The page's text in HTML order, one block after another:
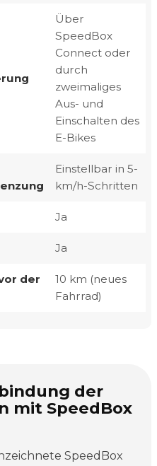
Über
SpeedBox
Connect oder
durch
zweimaliges
Aus- und
Einschalten des
E-Bikes
Einstellbar in 5-
km/h-Schritten
Ja
Ja
der
10 km (neues
Fahrrad)
der
mit SpeedBox
SpeedBox